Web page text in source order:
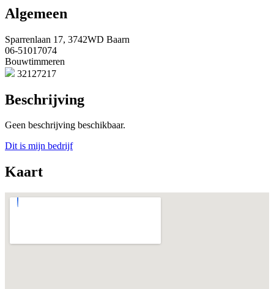
Algemeen
Sparrenlaan 17, 3742WD Baarn
06-51017074
Bouwtimmeren
32127217
Beschrijving
Geen beschrijving beschikbaar.
Dit is mijn bedrijf
Kaart